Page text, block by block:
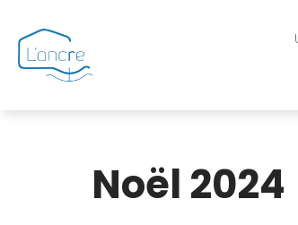
Aller
au
Noël 2024